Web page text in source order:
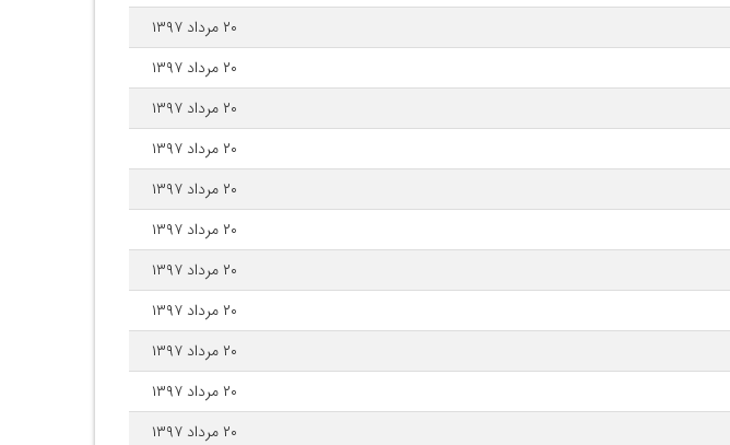
۲۰ مرداد ۱۳۹۷
۲۰ مرداد ۱۳۹۷
۲۰ مرداد ۱۳۹۷
۲۰ مرداد ۱۳۹۷
۲۰ مرداد ۱۳۹۷
۲۰ مرداد ۱۳۹۷
۲۰ مرداد ۱۳۹۷
۲۰ مرداد ۱۳۹۷
۲۰ مرداد ۱۳۹۷
۲۰ مرداد ۱۳۹۷
۲۰ مرداد ۱۳۹۷